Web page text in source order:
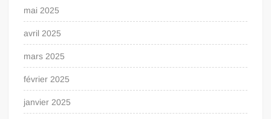
mai 2025
avril 2025
mars 2025
février 2025
janvier 2025